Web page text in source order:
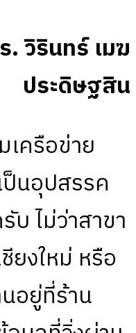
. วิรินทร์ เมฆ
ประดิษฐสิน
เครือข่าย
ป็นอุปสรรค
ไม่ว่าสาขา
ยงใหม่ หรือ
อยู่ที่ร้าน